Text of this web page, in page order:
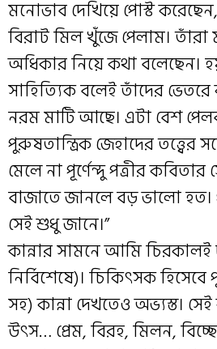
মনোভাব দেখিয়ে পোস্ট
বিরাট মিল খুঁজে পেলাম।
অধিকার নিয়ে কথা বলেছেন।
সাহিত্যিক বলেই তাঁদের
নরম মাটি আছে। এটা বেশ
পুরুষতান্ত্রিক জেহাদের তত্ত্বের
মেলে না পূর্ণেন্দু পত্রীর কবিতার
বাজাতে জানলে বড় ভালো
সেই শুধু জানে।”
কান্নার সামনে আমি
নির্বিশেষে)। চিকিৎসক
সহ) কান্না দেখতেও অভ্যস্ত।
উৎস… প্রেম, বিরহ, মিলন,